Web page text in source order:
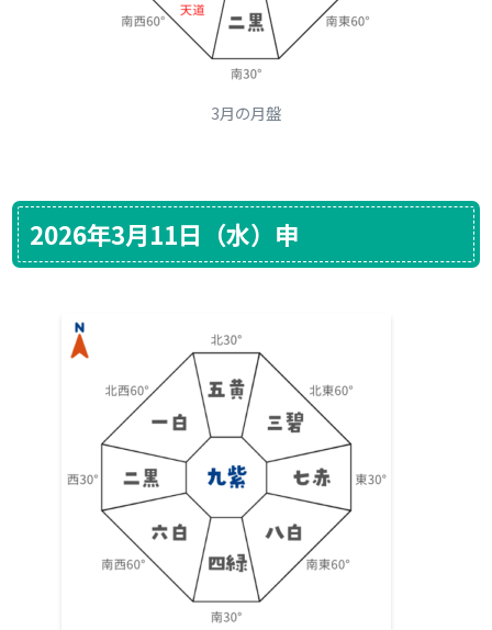
3月の月盤
2026年3月11日（水）申